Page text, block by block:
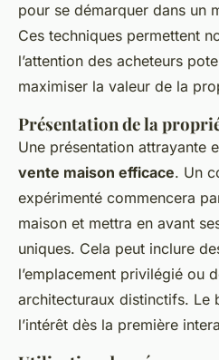
pour se démarquer dans un
Ces techniques permettent
l’attention des acheteurs
maximiser la valeur de la
Présentation de la
Une présentation attrayante
vente maison efficace. Un
expérimenté commencera
maison et mettra en avant
uniques. Cela peut inclure
l’emplacement privilégié ou
architecturaux distinctifs. Le
l’intérêt dès la première